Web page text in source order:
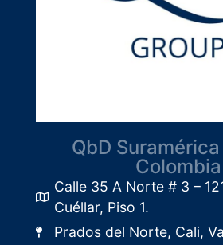
QbD
Colombia
Calle 35 A Norte # 3 –
Cuéllar, Piso 1.​
Prados del Norte, Cali,